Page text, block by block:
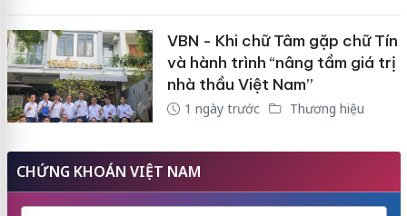
VBN - Khi chữ Tâm gặp chữ Tín
và hành trình “nâng tầm giá trị
nhà thầu Việt Nam”
1 ngày trước Thương hiệu
CHỨNG KHOÁN VIỆT NAM